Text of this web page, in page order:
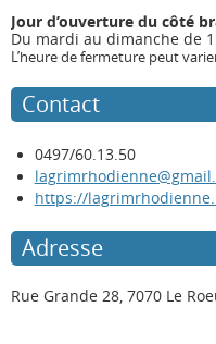
Jour d’ouverture du côté
Du mardi au dimanche de
L’heure de fermeture peut
Contact
0497/60.13.50
https://
Adresse
Rue Grande 28, 7070 Le